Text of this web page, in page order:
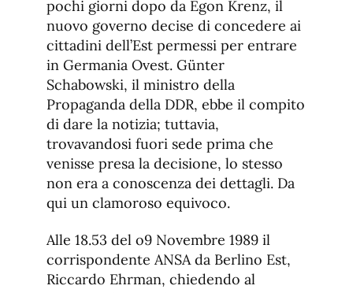
pochi giorni dopo da Egon Krenz, il
nuovo governo decise di concedere ai
cittadini dell’Est permessi per entrare
in Germania Ovest. Günter
Schabowski, il ministro della
Propaganda della DDR, ebbe il compito
di dare la notizia; tuttavia,
trovavandosi fuori sede prima che
venisse presa la decisione, lo stesso
non era a conoscenza dei dettagli. Da
qui un clamoroso equivoco.
Alle 18.53 del o9 Novembre 1989 il
corrispondente ANSA da Berlino Est,
Riccardo Ehrman, chiedendo al